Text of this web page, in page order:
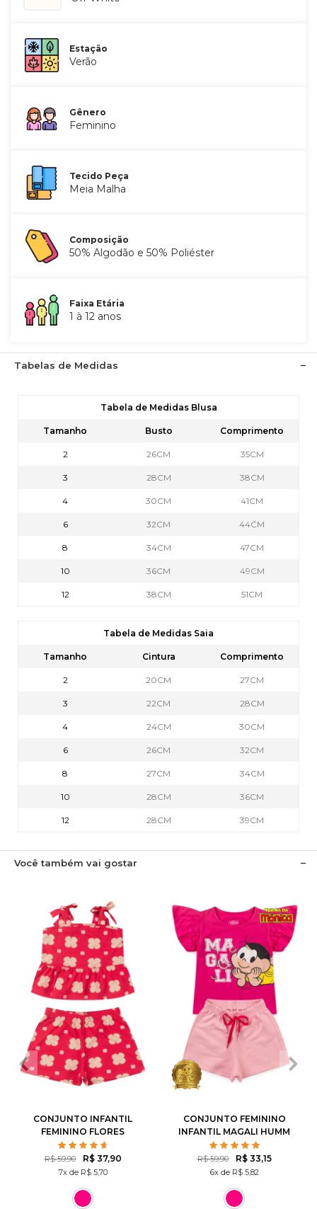
Estação
Verão
Gênero
Feminino
Tecido Peça
Meia Malha
Composição
50% Algodão e 50% Poliéster
Faixa Etária
1 à 12 anos
Tabelas de Medidas
Tabela de Medidas Blusa
Tamanho Busto Comprimento
2 26CM 35CM
3 28CM 38CM
4 30CM 41CM
6 32CM 44CM
8 34CM 47CM
10 36CM 49CM
12 38CM 51CM
Tabela de Medidas Saia
Tamanho Cintura Comprimento
2 20CM 27CM
3 22CM 28CM
4 24CM 30CM
6 26CM 32CM
8 27CM 34CM
10 28CM 36CM
12 28CM 39CM
Você também vai gostar
2 3 8
CONJUNTO INFANTIL
FEMININO FLORES
ROTATIVAS
R$ 59,90 R$ 37,90
7x de R$ 5,70
1 6
CONJUNTO FEMININO
INFANTIL MAGALI HUMM
AMO MELANCIA- TURMA
DA MÔNICA
R$ 59,90 R$ 33,15
6x de R$ 5,82